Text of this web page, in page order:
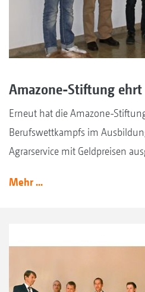
Amazone-Stiftung ehrt
Erneut hat die Amazone-
Berufswettkampfs im
Agrarservice mit Geldpreisen
Mehr ...